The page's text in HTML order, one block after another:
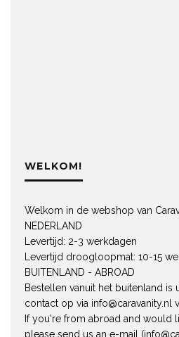
WELKOM!
Welkom in de webshop van
NEDERLAND
Levertijd: 2-3 werkdagen
Levertijd droogloopmat: 10-15
BUITENLAND - ABROAD
Bestellen vanuit het buitenland is
contact op via info@caravanity.nl
If you're from abroad and would
please send us an e-mail (